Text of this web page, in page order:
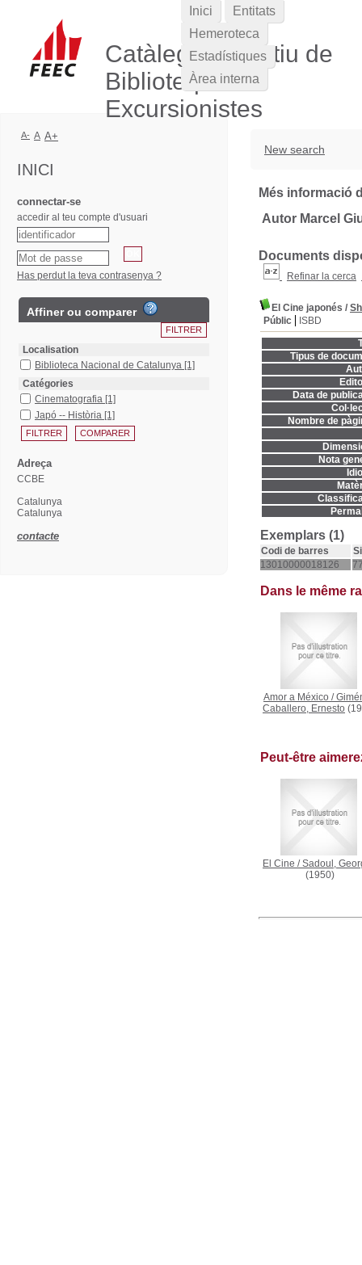
Catàleg Col·lectiu de
Biblioteques
Excursionistes
New search
Més informació
Autor Marcel
Documents
Refinar la cerca
El Cine japonés /
Públic
ISBD
Tipus de
Data de
Nombre de
Nota
Exemplars (1)
Codi de barres
13010000018126
Dans le même
Amor a México /
Caballero, Ernesto
Peut-être
El Cine /Sadoul,
(1950)
Inici
Entitats
Hemeroteca
Estadístiques
Àrea interna
A- A A+
INICI
connectar-se
accedir al teu compte d'usuari
Has perdut la teva contrasenya ?
Affiner ou comparer
Localisation
Biblioteca Nacional de Catalunya [1]
Catégories
Cinematografia [1]
Japó -- Història [1]
Adreça
CCBE
Catalunya
Catalunya
contacte